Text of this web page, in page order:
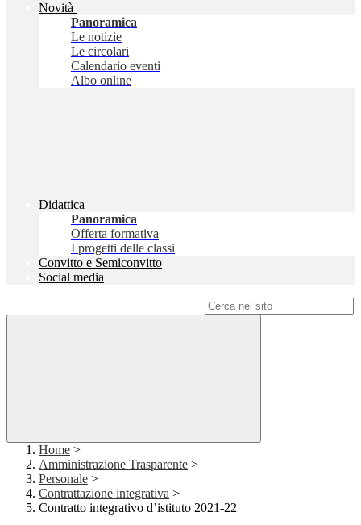
Novità
Panoramica
Le notizie
Le circolari
Calendario eventi
Albo online
Didattica
Panoramica
Offerta formativa
I progetti delle classi
Convitto e Semiconvitto
Social media
Home >
Amministrazione Trasparente >
Personale >
Contrattazione integrativa >
Contratto integrativo d’istituto 2021-22